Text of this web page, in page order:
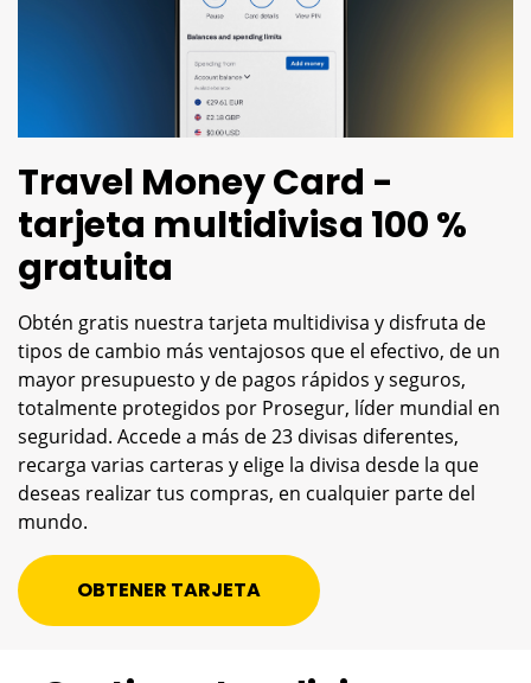
Travel Money Card -
tarjeta multidivisa 100 %
gratuita
Obtén gratis nuestra tarjeta multidivisa y disfruta de
tipos de cambio más ventajosos que el efectivo, de un
mayor presupuesto y de pagos rápidos y seguros,
totalmente protegidos por Prosegur, líder mundial en
seguridad. Accede a más de 23 divisas diferentes,
recarga varias carteras y elige la divisa desde la que
deseas realizar tus compras, en cualquier parte del
mundo.
OBTENER TARJETA